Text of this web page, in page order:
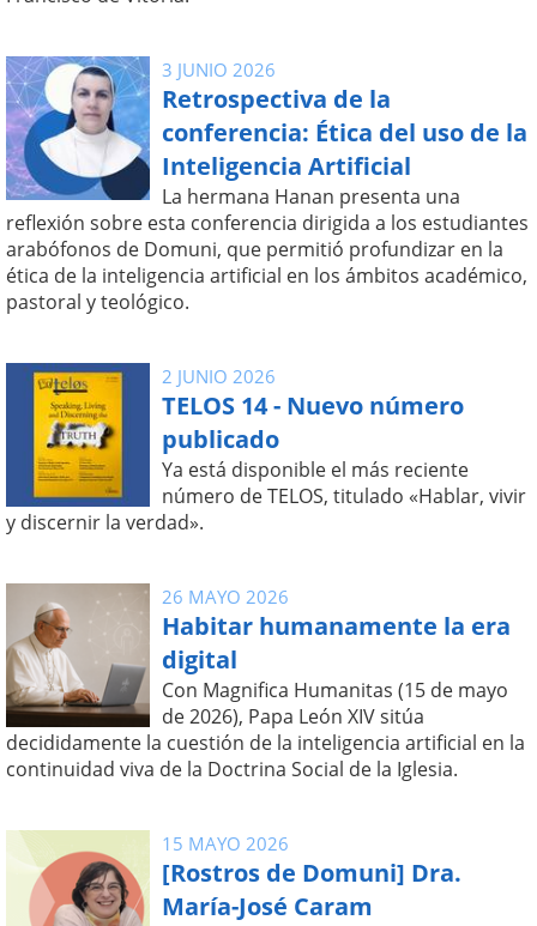
3 JUNIO 2026
Retrospectiva de la
conferencia: Ética del uso de la
Inteligencia Artificial
La hermana Hanan presenta una
reflexión sobre esta conferencia dirigida a los estudiantes
arabófonos de Domuni, que permitió profundizar en la
ética de la inteligencia artificial en los ámbitos académico,
pastoral y teológico.
2 JUNIO 2026
TELOS 14 - Nuevo número
publicado
Ya está disponible el más reciente
número de TELOS, titulado «Hablar, vivir
y discernir la verdad».
26 MAYO 2026
Habitar humanamente la era
digital
Con Magnifica Humanitas (15 de mayo
de 2026), Papa León XIV sitúa
decididamente la cuestión de la inteligencia artificial en la
continuidad viva de la Doctrina Social de la Iglesia.
15 MAYO 2026
[Rostros de Domuni] Dra.
María-José Caram